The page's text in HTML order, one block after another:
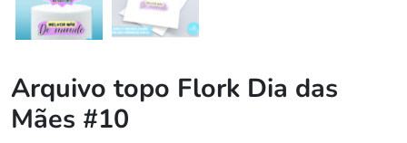
Arquivo topo Flork Dia das
Mães #10